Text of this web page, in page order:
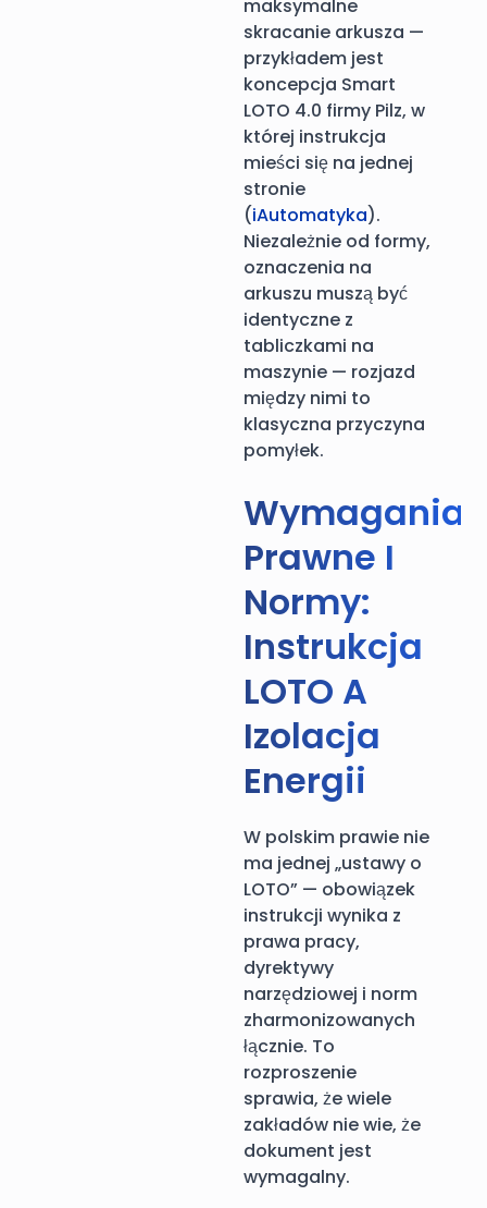
maksymalne
skracanie arkusza —
przykładem jest
koncepcja Smart
LOTO 4.0 firmy Pilz, w
której instrukcja
mieści się na jednej
stronie
(iAutomatyka).
Niezależnie od formy,
oznaczenia na
arkuszu muszą być
identyczne z
tabliczkami na
maszynie — rozjazd
między nimi to
klasyczna przyczyna
pomyłek.
Wymagania
Prawne I
Normy:
Instrukcja
LOTO A
Izolacja
Energii
W polskim prawie nie
ma jednej „ustawy o
LOTO” — obowiązek
instrukcji wynika z
prawa pracy,
dyrektywy
narzędziowej i norm
zharmonizowanych
łącznie. To
rozproszenie
sprawia, że wiele
zakładów nie wie, że
dokument jest
wymagalny.